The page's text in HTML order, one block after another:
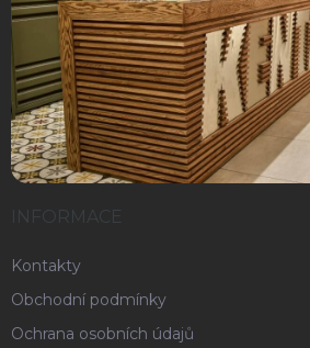
INFORMACE
Kontakty
Obchodní podmínky
Ochrana osobních údajů